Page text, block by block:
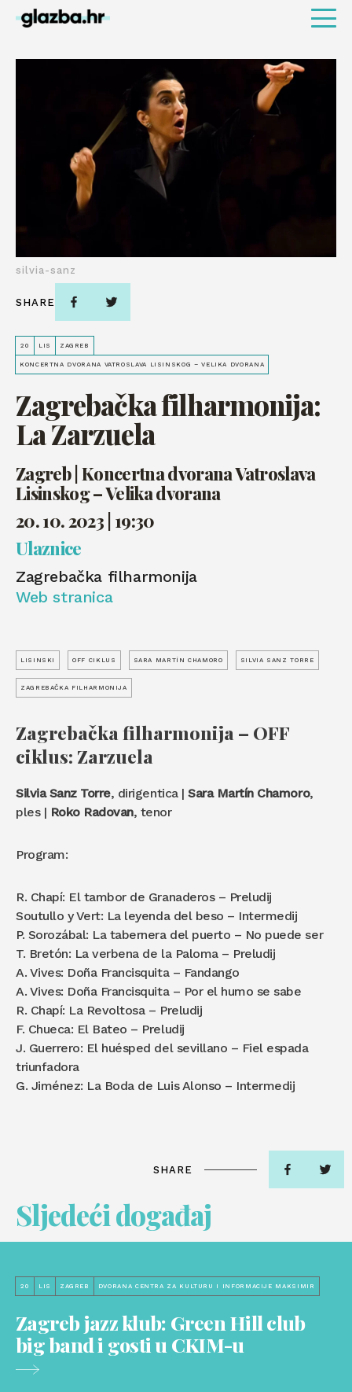
20 LIS ZAGREB
KONCERTNA DVORANA VATROSLAVA LISINSKOG – VELIKA DVORANA
Zagrebačka filharmonija:
La Zarzuela
Zagreb | Koncertna dvorana Vatroslava
Lisinskog – Velika dvorana
20. 10. 2023 | 19:30
Ulaznice
Zagrebačka filharmonija
Web stranica
silvia-sanz
SHARE
LISINSKI OFF CIKLUS SARA MARTÍN CHAMORO SILVIA SANZ TORRE
ZAGREBAČKA FILHARMONIJA
Zagrebačka filharmonija – OFF
ciklus: Zarzuela
Silvia Sanz Torre, dirigentica |Sara Martín Chamoro,
ples | Roko Radovan, tenor
Program:
R. Chapí: El tambor de Granaderos – Preludij
Soutullo y Vert: La leyenda del beso – Intermedij
P. Sorozábal: La tabernera del puerto – No puede ser
T. Bretón: La verbena de la Paloma – Preludij
A. Vives: Doña Francisquita – Fandango
A. Vives: Doña Francisquita – Por el humo se sabe
R. Chapí: La Revoltosa – Preludij
F. Chueca: El Bateo – Preludij
J. Guerrero: El huésped del sevillano – Fiel espada
triunfadora
G. Jiménez: La Boda de Luis Alonso – Intermedij
SHARE
Sljedeći događaj
20 LIS ZAGREB DVORANA CENTRA ZA KULTURU I INFORMACIJE MAKSIMIR
Zagreb jazz klub: Green Hill club
big band i gosti u CKIM-u